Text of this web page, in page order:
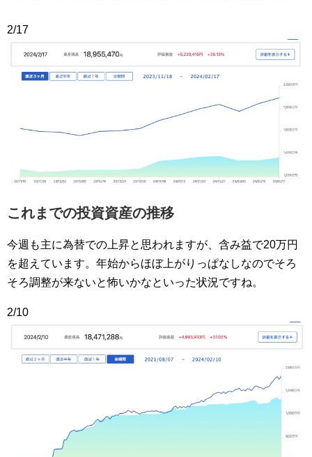
2/17
これまでの投資資産の推移
今週も主に為替での上昇と思われますが、含み益で20万円
を超えています。年始からほぼ上がりっぱなしなのでそろ
そろ調整が来ないと怖いかなといった状況ですね。
2/10